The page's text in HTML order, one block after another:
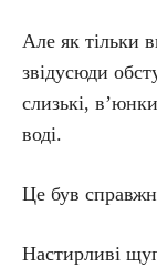
Але як тільки
звідусюди
слизькі,
воді.
Це був
Настирливі